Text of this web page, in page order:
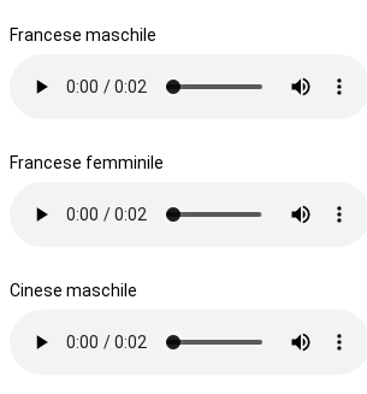
Francese maschile
Francese femminile
Cinese maschile